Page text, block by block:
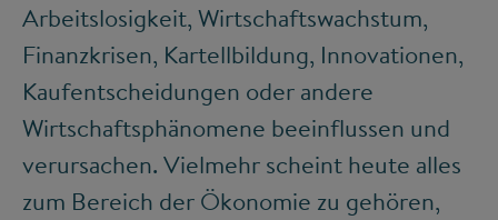
Arbeitslosigkeit, Wirtschaftswachstum,
Finanzkrisen, Kartellbildung, Innovationen,
Kaufentscheidungen oder andere
Wirtschaftsphänomene beeinflussen und
verursachen. Vielmehr scheint heute alles
zum Bereich der Ökonomie zu gehören,